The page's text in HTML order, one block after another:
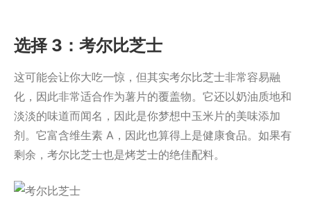
选择 3：考尔比芝士
这可能会让你大吃一惊，但其实考尔比芝士非常容易融
化，因此非常适合作为薯片的覆盖物。它还以奶油质地和
淡淡的味道而闻名，因此是你梦想中玉米片的美味添加
剂。它富含维生素 A，因此也算得上是健康食品。如果有
剩余，考尔比芝士也是烤芝士的绝佳配料。